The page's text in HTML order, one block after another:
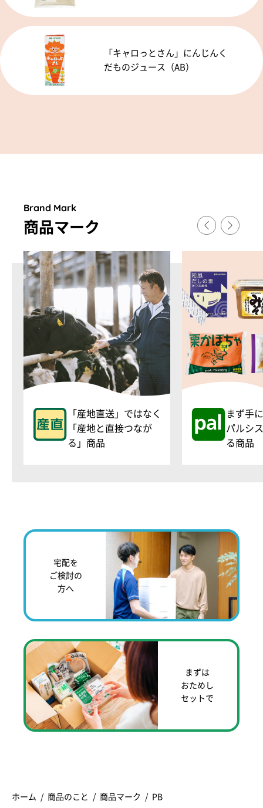
「キャロっとさん」にんじんく
だものジュース（AB）
Brand Mark
商品マーク
「産地直送」ではなく
「産地と直接つなが
る」商品
まず手
パルシ
る商品
宅配を
ご検討の
方へ
まずは
おためし
セットで
ホーム 商品のこと 商品マーク PB